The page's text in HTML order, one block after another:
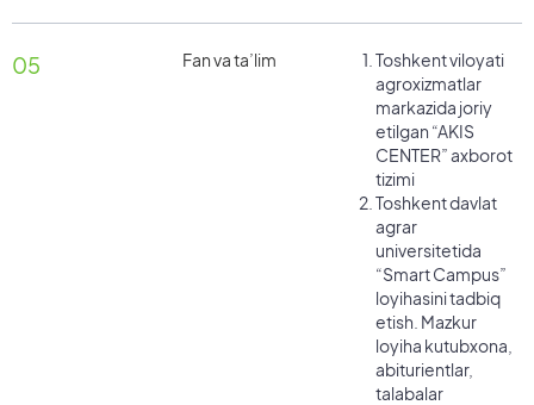
05 Fan va ta’lim
Toshkent viloyati
agroxizmatlar
markazida joriy
etilgan “AKIS
CENTER” axborot
tizimi
Toshkent davlat
agrar
universitetida
“Smart Campus”
loyihasini tadbiq
etish. Mazkur
loyiha kutubxona,
abiturientlar,
talabalar